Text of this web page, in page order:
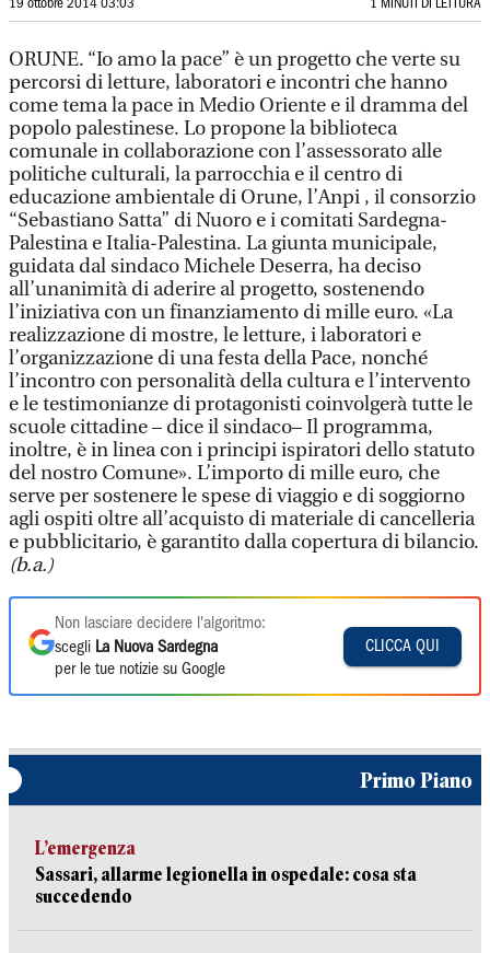
19 ottobre 2014 03:03 1 MINUTI DI LETTURA
ORUNE. “Io amo la pace” è un progetto che verte su
percorsi di letture, laboratori e incontri che hanno
come tema la pace in Medio Oriente e il dramma del
popolo palestinese. Lo propone la biblioteca
comunale in collaborazione con l’assessorato alle
politiche culturali, la parrocchia e il centro di
educazione ambientale di Orune, l’Anpi , il consorzio
“Sebastiano Satta” di Nuoro e i comitati Sardegna-
Palestina e Italia-Palestina. La giunta municipale,
guidata dal sindaco Michele Deserra, ha deciso
all’unanimità di aderire al progetto, sostenendo
l’iniziativa con un finanziamento di mille euro. «La
realizzazione di mostre, le letture, i laboratori e
l’organizzazione di una festa della Pace, nonché
l’incontro con personalità della cultura e l’intervento
e le testimonianze di protagonisti coinvolgerà tutte le
scuole cittadine – dice il sindaco– Il programma,
inoltre, è in linea con i principi ispiratori dello statuto
del nostro Comune». L’importo di mille euro, che
serve per sostenere le spese di viaggio e di soggiorno
agli ospiti oltre all’acquisto di materiale di cancelleria
e pubblicitario, è garantito dalla copertura di bilancio.
(b.a.)
Non lasciare decidere l'algoritmo:
scegli La Nuova Sardegna
per le tue notizie su Google
CLICCA QUI
Primo Piano
L’emergenza
Sassari, allarme legionella in ospedale: cosa sta
succedendo